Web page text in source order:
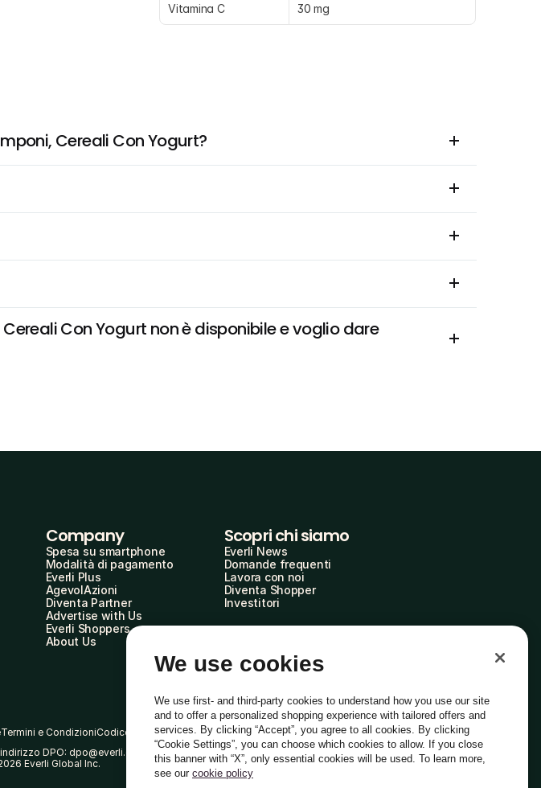
Vitamina C 30 mg
Cereali Con Yogurt?
Con Yogurt non è disponibile e voglio dare
Company
Spesa su smartphone
Modalità di pagamento
Everli Plus
AgevolAzioni
Diventa Partner
Advertise with Us
Everli Shoppers
About Us
Scopri chi siamo
Everli News
Domande frequenti
Lavora con noi
Diventa Shopper
Investitori
Termini e CondizioniCodice Etico
DPO: dpo@everli.com
Everli Global Inc.
Italiano
We use cookies
We use first- and third-party cookies to understand how you use our site
and to offer a personalized shopping experience with tailored offers and
services. By clicking “Accept”, you agree to all cookies. By clicking
“Cookie Settings”, you can choose which cookies to allow. If you close
this banner with “X”, only essential cookies will be used. To learn more,
see our cookie policy